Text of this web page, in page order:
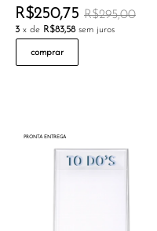
R$250,75 R$295,00
3 x de R$83,58 sem juros
comprar
PRONTA ENTREGA